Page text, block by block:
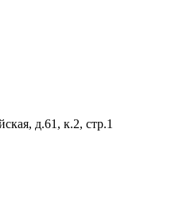
д.61, к.2, стр.1